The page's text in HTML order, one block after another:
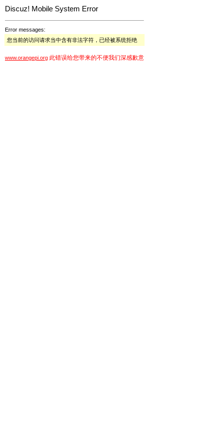
Discuz! Mobile System Error
Error messages:
您当前的访问请求当中含有非法字符，已经被系统拒绝
www.orangepi.org 此错误给您带来的不便我们深感歉意